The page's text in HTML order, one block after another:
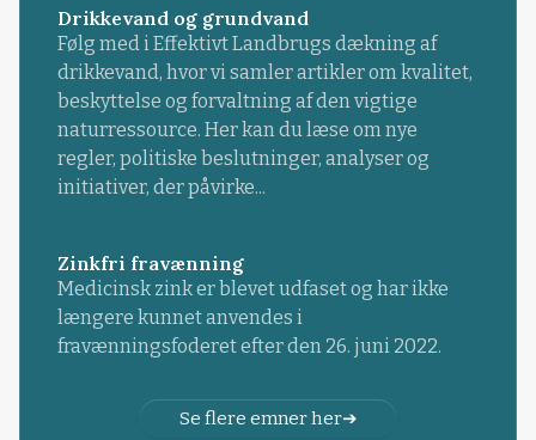
Drikkevand og grundvand
Følg med i Effektivt Landbrugs dækning af
drikkevand, hvor vi samler artikler om kvalitet,
beskyttelse og forvaltning af den vigtige
naturressource. Her kan du læse om nye
regler, politiske beslutninger, analyser og
initiativer, der påvirke...
Zinkfri fravænning
Medicinsk zink er blevet udfaset og har ikke
længere kunnet anvendes i
fravænningsfoderet efter den 26. juni 2022.
Se flere emner her